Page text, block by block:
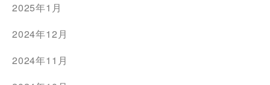
2025年1月
2024年12月
2024年11月